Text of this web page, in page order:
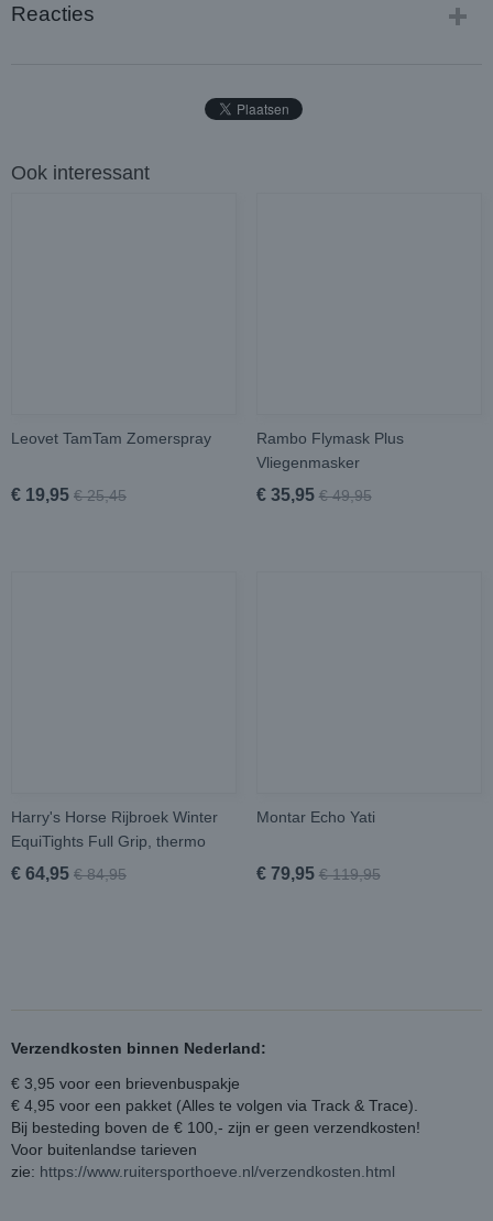
Reacties
Ook interessant
Leovet TamTam Zomerspray
€ 19,95 € 25,45
Rambo Flymask Plus
Vliegenmasker
€ 35,95 € 49,95
Harry's Horse Rijbroek Winter
EquiTights Full Grip, thermo
€ 64,95 € 84,95
Montar Echo Yati
€ 79,95 € 119,95
Verzendkosten binnen Nederland:
€ 3,95 voor een brievenbuspakje
€ 4,95 voor een pakket (Alles te volgen via Track & Trace).
Bij besteding boven de € 100,- zijn er geen verzendkosten!
Voor buitenlandse tarieven
zie: https://www.ruitersporthoeve.nl/verzendkosten.html